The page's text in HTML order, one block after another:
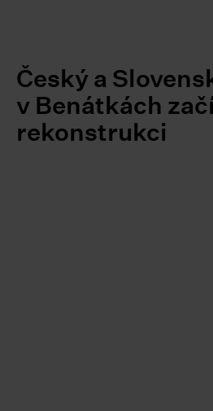
Český a
v Benátkách
rekonstrukci